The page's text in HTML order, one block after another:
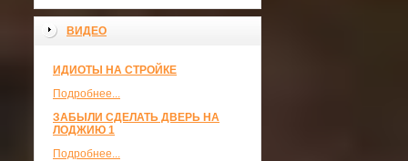
ВИДЕО
ИДИОТЫ НА СТРОЙКЕ
Подробнее...
ЗАБЫЛИ СДЕЛАТЬ ДВЕРЬ НА
ЛОДЖИЮ 1
Подробнее...